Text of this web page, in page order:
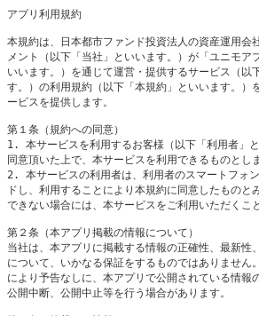
アプリ利用規約
本規約は、日本都市ファンド投資法人の資産運用会
メント（以下「当社」といいます。）が「ユニモア
いいます。）を通じて運営・提供するサービス（以
す。）の利用規約（以下「本規約」といいます。）
ービスを提供します。
第１条（規約への同意）
1. 本サービスを利用するお客様（以下「利用者」
同意頂いた上で、本サービスを利用できるものとし
2. 本サービスの利用者は、利用者のスマートフォ
ドし、利用することにより本規約に同意したものと
できない場合には、本サービスをご利用いただくこ
第２条（本アプリ掲載の情報について）
当社は、本アプリに掲載する情報の正確性、最新性
について、いかなる保証をするものではありません
により予告なしに、本アプリで公開されている情報
公開中断、公開中止等を行う場合があります。